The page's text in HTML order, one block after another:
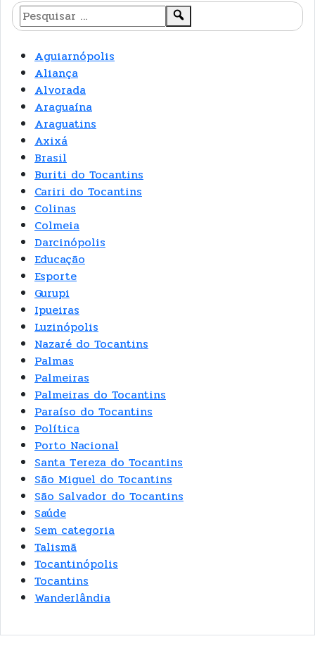
Aguiarnópolis
Aliança
Alvorada
Araguaína
Araguatins
Axixá
Brasil
Buriti do Tocantins
Cariri do Tocantins
Colinas
Colmeia
Darcinópolis
Educação
Esporte
Gurupi
Ipueiras
Luzinópolis
Nazaré do Tocantins
Palmas
Palmeiras
Palmeiras do Tocantins
Paraíso do Tocantins
Política
Porto Nacional
Santa Tereza do Tocantins
São Miguel do Tocantins
São Salvador do Tocantins
Saúde
Sem categoria
Talismã
Tocantinópolis
Tocantins
Wanderlândia